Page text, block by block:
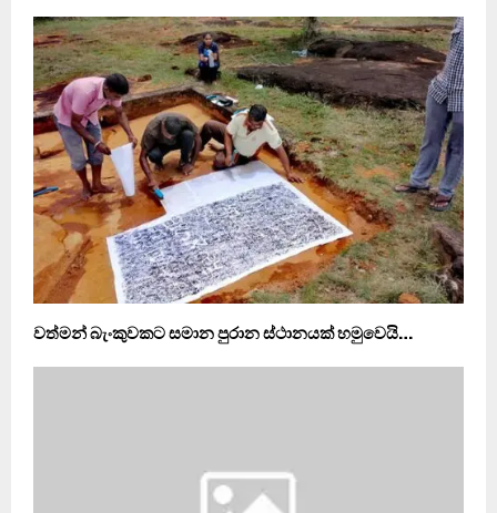
වත්මන් බැංකුවකට සමාන පුරාන ස්ථානයක් හමුවෙයි…